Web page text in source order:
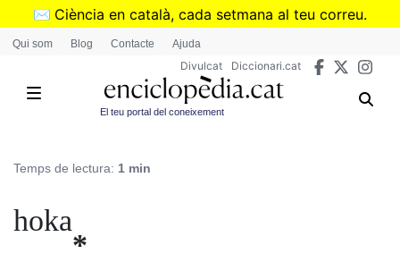
Vés
✉️ Ciència en català, cada setmana al teu correu.
➜Subscriu-te al butlletí de Divulcat
Qui som Blog Contacte Ajuda
Divulcat Diccionari.cat
El teu portal del coneixement
Temps de lectura: 1 min
hoka
*